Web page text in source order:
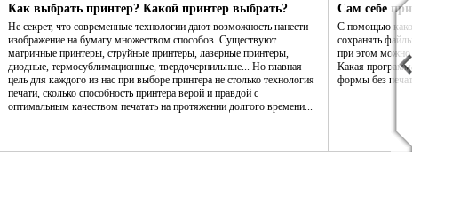
Как выбрать принтер? Какой принтер выбрать?
Не секрет, что современные технологии дают возможность нанести
изображение на бумагу множеством способов. Существуют
матричные принтеры, струйные принтеры, лазерные принтеры,
диодные, термосублимационные, твердочернильные... Но главная
цель для каждого из нас при выборе принтера не столько технология
печати, сколько способность принтера верой и правдой с
оптимальным качеством печатать на протяжении долгого времени...
Сам себе принтер. Сам
С помощью какой программы
сохранять файлы PDF так,
при этом можно было бы
Какая программа даст
формы без печати на бумаге?